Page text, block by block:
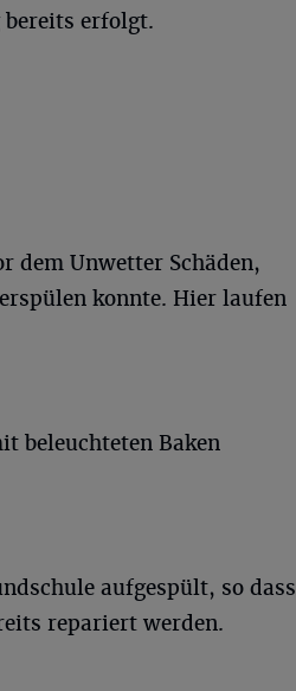
bereits erfolgt.
dem Unwetter Schäden,
konnte. Hier laufen
beleuchteten Baken
aufgespült, so dass
repariert werden.